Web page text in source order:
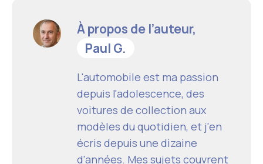
À propos de l’auteur,
Paul G.
L'automobile est ma passion
depuis l'adolescence, des
voitures de collection aux
modèles du quotidien, et j'en
écris depuis une dizaine
d'années. Mes sujets couvrent